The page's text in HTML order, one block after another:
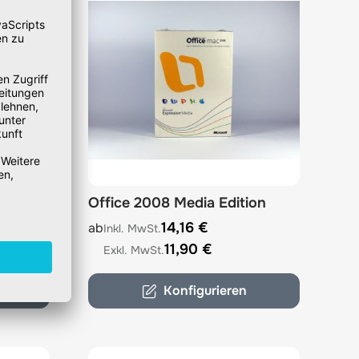
chosen on the product page
Office 2008 Media Edition
The price depends on the options chosen
ab
14,16 €
11,90 €
Konfigurieren